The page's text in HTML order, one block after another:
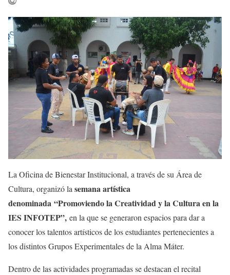
La Oficina de Bienestar Institucional, a través de su Área de
Cultura, organizó lasemana artística
denominada “Promoviendo la Creatividad y la Cultura en la
IES INFOTEP”, en la que se generaron espacios para dar a
conocer los talentos artísticos de los estudiantes pertenecientes a
los distintos Grupos Experimentales de la Alma Máter.
Dentro de las actividades programadas se destacan el recital